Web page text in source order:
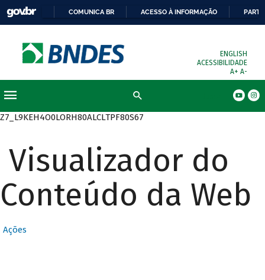
COMUNICA BR ACESSO À INFORMAÇÃO
ENGLISH
ACESSIBILIDADE
A+ A-
Z7_L9KEH4O0LORH80ALCLTPF80S67
Visualizador do
Conteúdo da Web
Ações